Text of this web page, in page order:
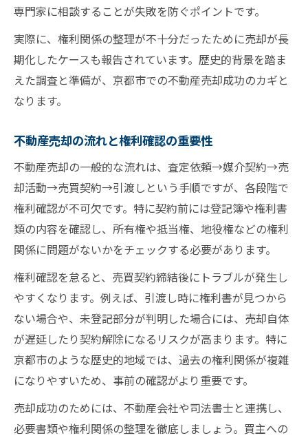
専門家に相談することが失敗を防ぐポイントです。
実際に、権利関係の整理が不十分だったために売却が長
期化したケースも報告されています。歴史的背景を踏ま
えた調査と準備が、京都市での不動産売却成功のカギと
なります。
不動産売却の流れと権利確認の重要性
不動産売却の一般的な流れは、査定依頼→媒介契約→売
却活動→売買契約→引渡しという手順ですが、各段階で
権利確認が不可欠です。特に契約前には登記簿や権利書
類の内容を確認し、所有権や抵当権、地役権などの権利
関係に問題がないかをチェックする必要があります。
権利確認を怠ると、売買契約締結後にトラブルが発生し
やすくなります。例えば、引渡し時に権利書が見つから
ない場合や、未登記部分が判明した場合には、売却自体
が遅延したり契約解除になるリスクが高まります。特に
京都市のような歴史的地域では、過去の権利関係が複雑
になりやすいため、事前の確認がより重要です。
売却成功のためには、不動産会社や司法書士と連携し、
必要書類や権利関係の整理を徹底しましょう。買主への